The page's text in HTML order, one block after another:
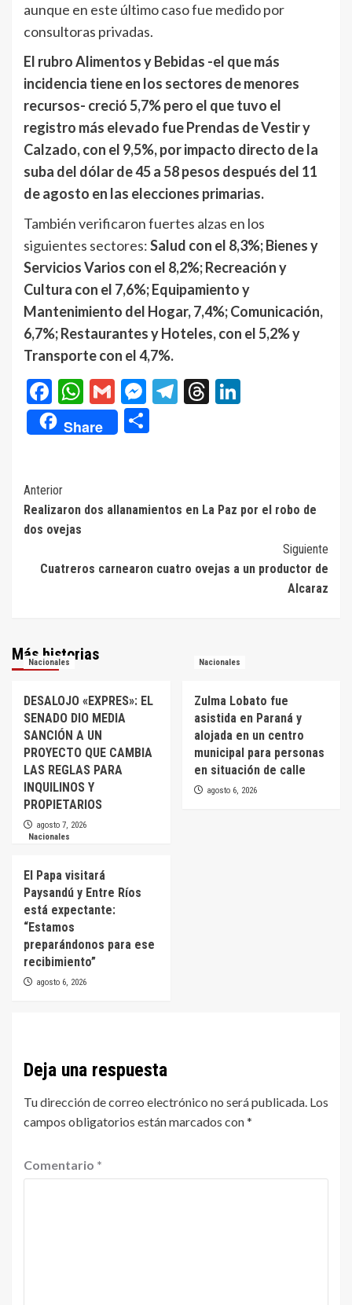
aunque en este último caso fue medido por
consultoras privadas.
El rubro Alimentos y Bebidas -el que más
incidencia tiene en los sectores de menores
recursos- creció 5,7% pero el que tuvo el
registro más elevado fue Prendas de Vestir y
Calzado, con el 9,5%, por impacto directo de la
suba del dólar de 45 a 58 pesos después del 11
de agosto en las elecciones primarias.
También verificaron fuertes alzas en los
siguientes sectores:Salud con el 8,3%; Bienes y
Servicios Varios con el 8,2%; Recreación y
Cultura con el 7,6%; Equipamiento y
Mantenimiento del Hogar, 7,4%; Comunicación,
6,7%; Restaurantes y Hoteles, con el 5,2% y
Transporte con el 4,7%.
Facebook
WhatsApp
GmailMessenger
Telegram
Threads
Share
Navegación
de
entradas
Anterior
Realizaron dos allanamientos en La Paz por el robo de
dos ovejas
Siguiente
Cuatreros carnearon cuatro ovejas a un productor de
Alcaraz
Más historias
Nacionales
DESALOJO «EXPRES»: EL
SENADO DIO MEDIA
SANCIÓN A UN
PROYECTO QUE CAMBIA
LAS REGLAS PARA
INQUILINOS Y
PROPIETARIOS
agosto 7, 2026
Nacionales
Zulma Lobato fue
asistida en Paraná y
alojada en un centro
municipal para personas
en situación de calle
agosto 6, 2026
Nacionales
El Papa visitará
Paysandú y Entre Ríos
está expectante:
“Estamos
preparándonos para ese
recibimiento”
agosto 6, 2026
Deja una respuesta
Tu dirección de correo electrónico no será publicada. Los
campos obligatorios están marcados con*
Comentario *